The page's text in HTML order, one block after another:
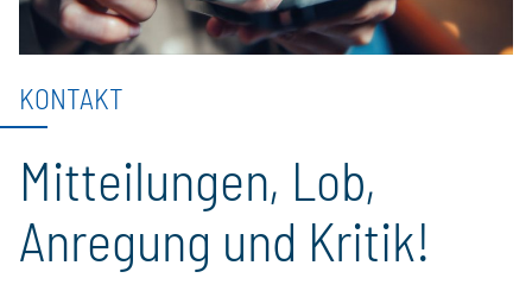
KONTAKT
Mitteilungen, Lob,
Anregung und Kritik!